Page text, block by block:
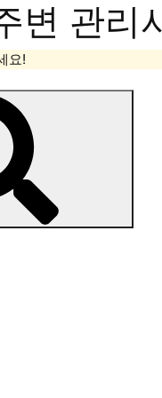
변 관리
요!